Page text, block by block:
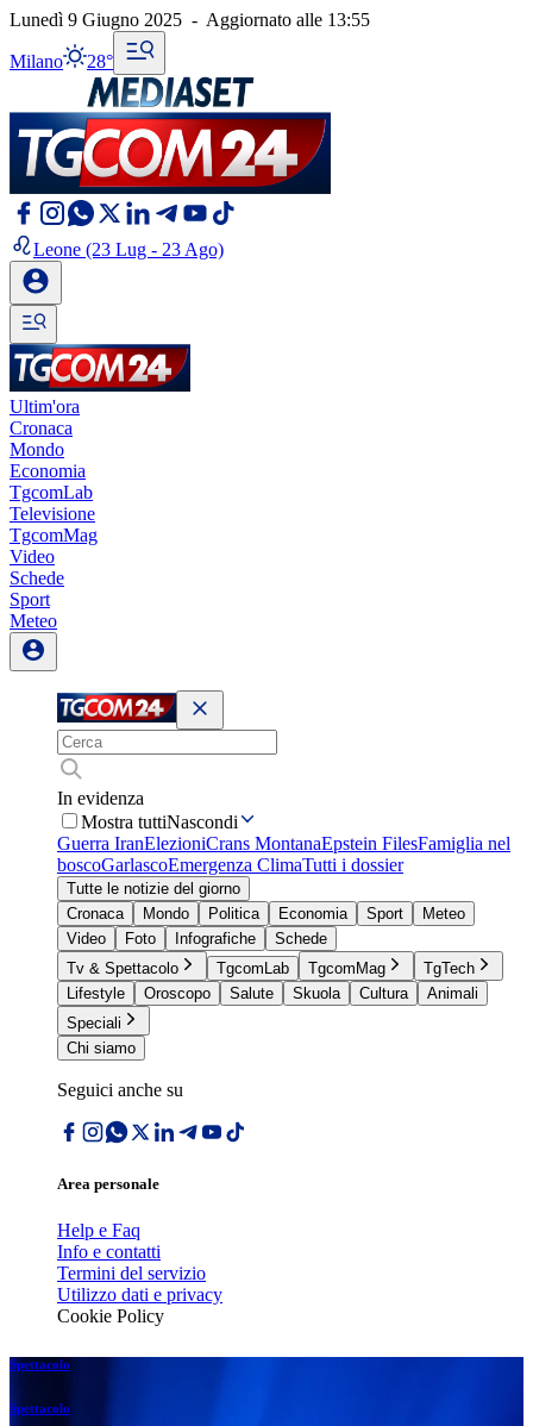
Lunedì 9 Giugno 2025 - Aggiornato alle 13:55
Milano 28°
Leone (23 Lug - 23 Ago)
Ultim'ora
Cronaca
Mondo
Economia
TgcomLab
Televisione
TgcomMag
Video
Schede
Sport
Meteo
In evidenza
Mostra tuttiNascondi
Guerra IranElezioniCrans MontanaEpstein FilesFamiglia nel
boscoGarlascoEmergenza ClimaTutti i dossier
Tutte le notizie del giorno
Cronaca
Mondo Politica Economia Sport
Meteo
Video
Foto Infografiche
Schede
Tv & Spettacolo
TgcomLab TgcomMag
TgTech
Lifestyle
Oroscopo Salute Skuola Cultura
Animali
Speciali
Chi siamo
Seguici anche su
Area personale
Help e Faq
Info e contatti
Termini del servizio
Utilizzo dati e privacy
Cookie Policy
Spettacolo
Spettacolo